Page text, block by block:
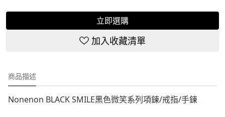
立即選購
加入收藏清單
商品描述
Nonenon BLACK SMILE黑色微笑系列項鍊/戒指/手鍊